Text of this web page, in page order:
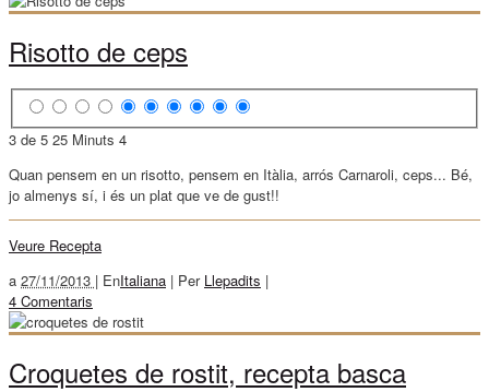
Risotto de ceps
3 de 5 25 Minuts 4
Quan pensem en un risotto, pensem en Itàlia, arrós Carnaroli, ceps... Bé,
jo almenys sí, i és un plat que ve de gust!!
Veure Recepta
a 27/11/2013 | EnItaliana | Per Llepadits |
4 Comentaris
Croquetes de rostit, recepta basca